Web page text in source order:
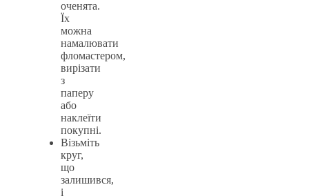
оченята.
Їх
можна
намалювати
фломастером,
вирізати
з
паперу
або
наклеїти
покупні.
Візьміть
круг,
що
залишився,
і